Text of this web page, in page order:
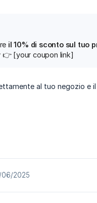
il 10% di sconto sul tuo
[your coupon link]
al tuo negozio e
06/2025